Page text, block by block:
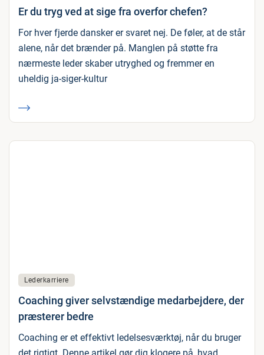
Er du tryg ved at sige fra overfor chefen?
For hver fjerde dansker er svaret nej. De føler, at de står
alene, når det brænder på. Manglen på støtte fra
nærmeste leder skaber utryghed og fremmer en
uheldig ja-siger-kultur
Lederkarriere
Coaching giver selvstændige medarbejdere, der
præsterer bedre
Coaching er et effektivt ledelsesværktøj, når du bruger